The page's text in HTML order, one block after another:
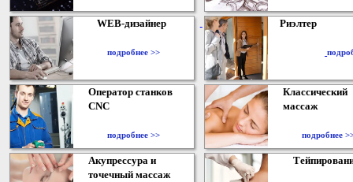
WEB-дизайнер
подробнее >>
Риэлтер
Оператор станков
CNC
подробнее >>
Классический
массаж
подробнее
Акупрессура и
точечный массаж